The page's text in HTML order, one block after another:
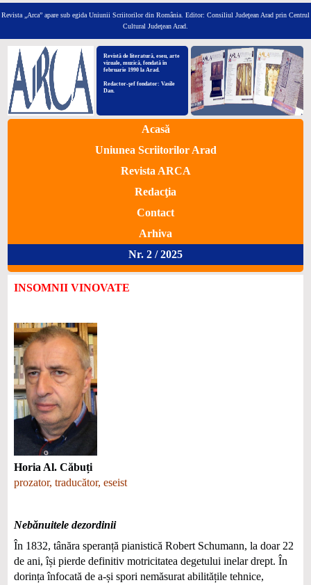
Revista „Arca” apare sub egida Uniunii Scriitorilor din România. Editor: Consiliul Judeţean Arad prin Centrul
Cultural Judeţean Arad.
Revistă de literatură, eseu, arte
vizuale, muzică, fondată în
februarie 1990 la Arad.
Redactor-şef fondator: Vasile
Dan.
Acasă
Uniunea Scriitorilor Arad
Revista ARCA
Redacţia
Contact
Arhiva
Nr. 2 / 2025
INSOMNII VINOVATE
Horia Al. Căbuți
prozator, traducător, eseist
Nebănuitele dezordinii
În 1832, tânăra speranță pianistică Robert Schumann, la doar 22
de ani, își pierde definitiv motricitatea degetului inelar drept. În
dorința înfocată de a-și spori nemăsurat abilitățile tehnice,